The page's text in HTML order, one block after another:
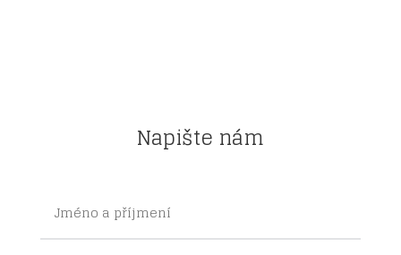
Napište nám